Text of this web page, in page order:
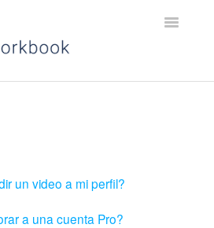
Toggle
un video a mi perfil?
a una cuenta Pro?